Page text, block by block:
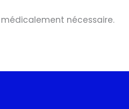
nécessaire.